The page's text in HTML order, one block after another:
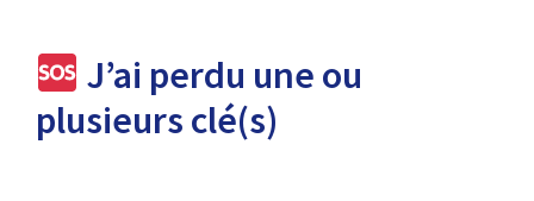
J’ai perdu une ou
plusieurs clé(s)